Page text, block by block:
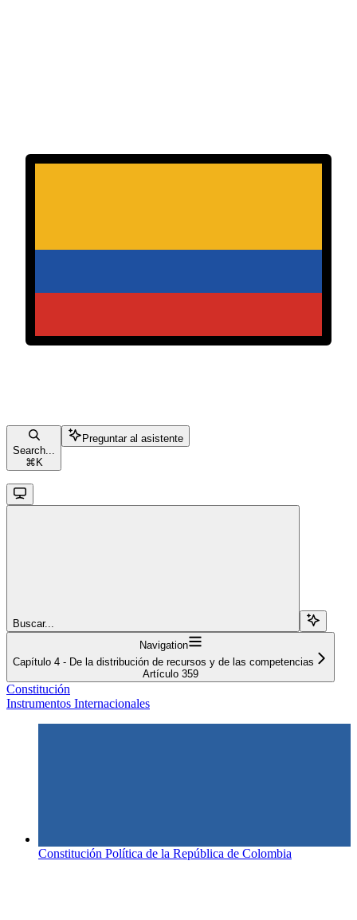
Search...
⌘ K
Preguntar al asistente
Buscar...
Navigation
Capítulo 4 - De la distribución de recursos y de las competencias
Artículo 359
Constitución
Instrumentos Internacionales
Constitución Política de la República de Colombia